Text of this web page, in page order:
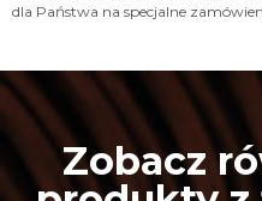
dla Państwa na specjalne
Zobacz